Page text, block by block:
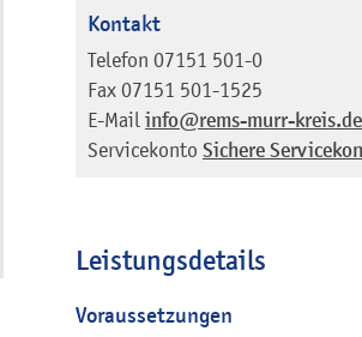
Kontakt
Telefon 07151 501-0
Fax 07151 501-1525
E-Mail info@rems-murr-kreis.de
Servicekonto Sichere
Leistungsdetails
Voraussetzungen